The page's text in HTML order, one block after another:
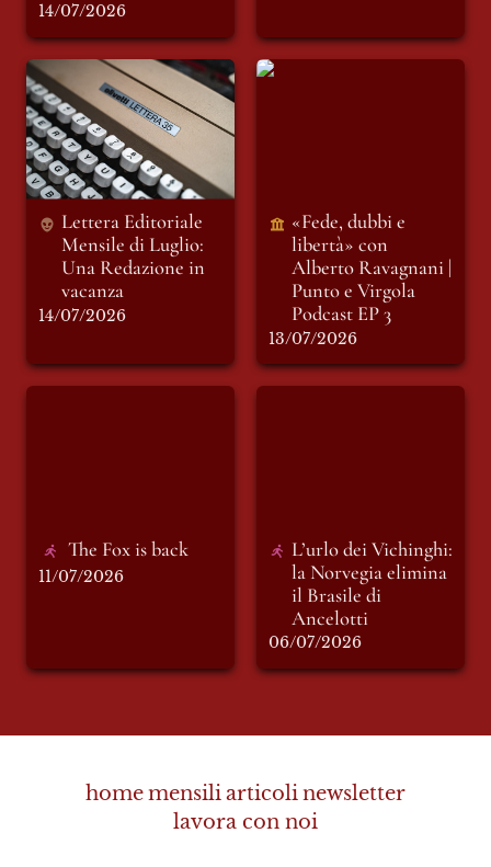
14/07/2026
Lettera Editoriale
Mensile di Luglio:
Una Redazione in
vacanza
Lettera Editoriale
Mensile di Luglio:
Una Redazione in
vacanza
14/07/2026
«Fede, dubbi e
«Fede, dubbi e
libertà» con
Alberto Ravagnani |
Punto e Virgola
Podcast EP 3
13/07/2026
The Fox is back
11/07/2026
L’urlo dei Vichinghi:
la Norvegia elimina
il Brasile di
Ancelotti
06/07/2026
homemensiliarticolinewsletter
lavora con noi